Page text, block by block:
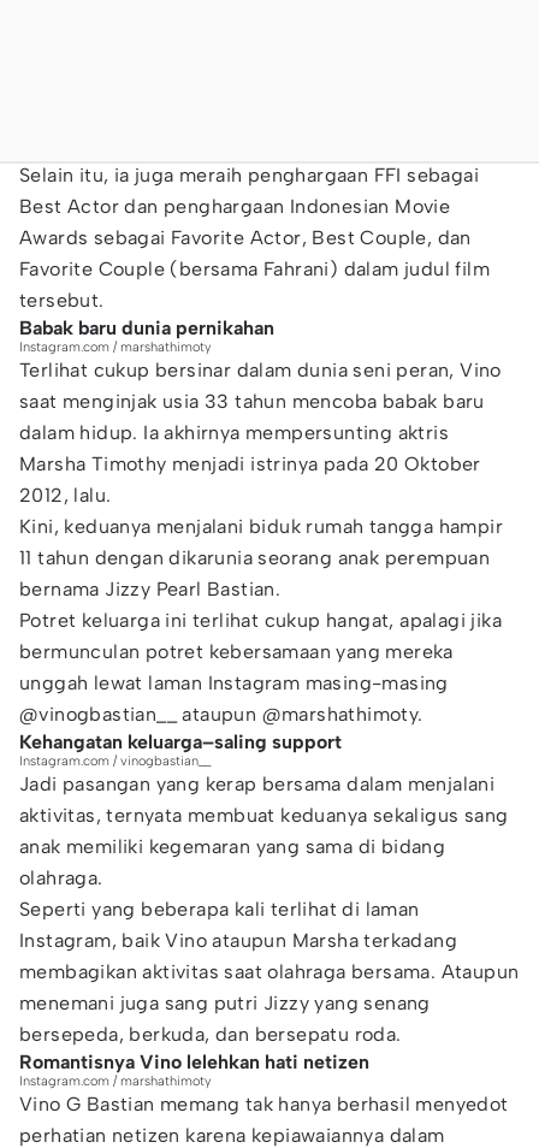
Selain itu, ia juga meraih penghargaan FFI sebagai
Best Actor dan penghargaan Indonesian Movie
Awards sebagai Favorite Actor, Best Couple, dan
Favorite Couple (bersama Fahrani) dalam judul film
tersebut.
Babak baru dunia pernikahan
Instagram.com / marshathimoty
Terlihat cukup bersinar dalam dunia seni peran, Vino
saat menginjak usia 33 tahun mencoba babak baru
dalam hidup. Ia akhirnya mempersunting aktris
Marsha Timothy menjadi istrinya pada 20 Oktober
2012, lalu.
Kini, keduanya menjalani biduk rumah tangga hampir
11 tahun dengan dikarunia seorang anak perempuan
bernama Jizzy Pearl Bastian.
Potret keluarga ini terlihat cukup hangat, apalagi jika
bermunculan potret kebersamaan yang mereka
unggah lewat laman Instagram masing-masing
@vinogbastian__ ataupun @marshathimoty.
Kehangatan keluarga–saling support
Instagram.com / vinogbastian__
Jadi pasangan yang kerap bersama dalam menjalani
aktivitas, ternyata membuat keduanya sekaligus sang
anak memiliki kegemaran yang sama di bidang
olahraga.
Seperti yang beberapa kali terlihat di laman
Instagram, baik Vino ataupun Marsha terkadang
membagikan aktivitas saat olahraga bersama. Ataupun
menemani juga sang putri Jizzy yang senang
bersepeda, berkuda, dan bersepatu roda.
Romantisnya Vino lelehkan hati netizen
Instagram.com / marshathimoty
Vino G Bastian memang tak hanya berhasil menyedot
perhatian netizen karena kepiawaiannya dalam